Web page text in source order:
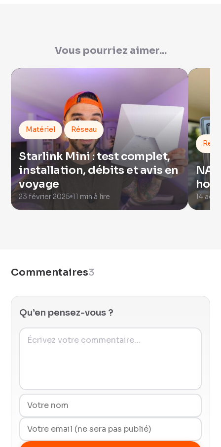
Vous pourriez aimer...
Matériel Réseau
Starlink Mini : test complet,
installation, débits et avis en
voyage
23 février 2025 11 min à lire 14
Commentaires3
Qu’en pensez-vous ?